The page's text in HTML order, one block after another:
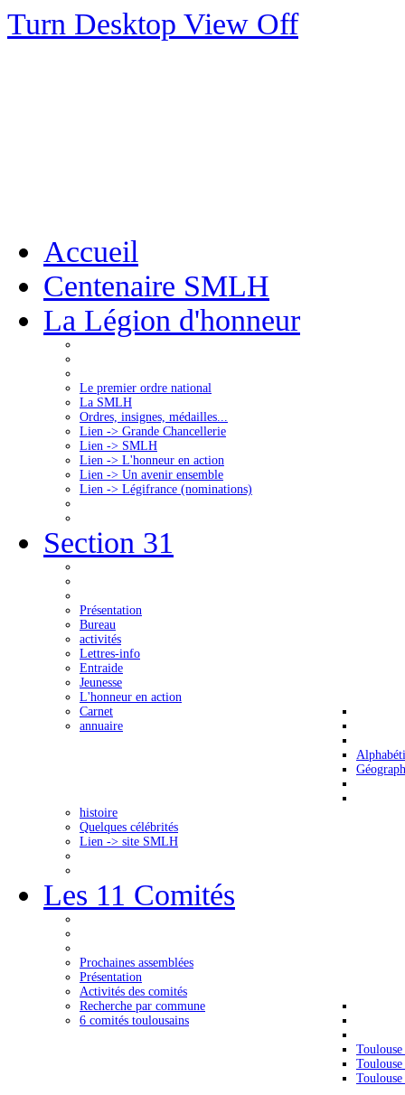
Turn Desktop View Off
Accueil
Centenaire SMLH
La Légion d'honneur
Le premier ordre national
La SMLH
Ordres, insignes, médailles...
Lien -> Grande Chancellerie
Lien -> SMLH
Lien -> L'honneur en action
Lien -> Un avenir ensemble
Lien -> Légifrance (nominations)
Section 31
Présentation
Bureau
activités
Lettres-info
Entraide
Jeunesse
L'honneur en action
Carnet
annuaire
histoire
Quelques célébrités
Lien -> site SMLH
Les 11 Comités
Prochaines assemblées
Présentation
Activités des comités
Recherche par commune
6 comités toulousains
Toulouse